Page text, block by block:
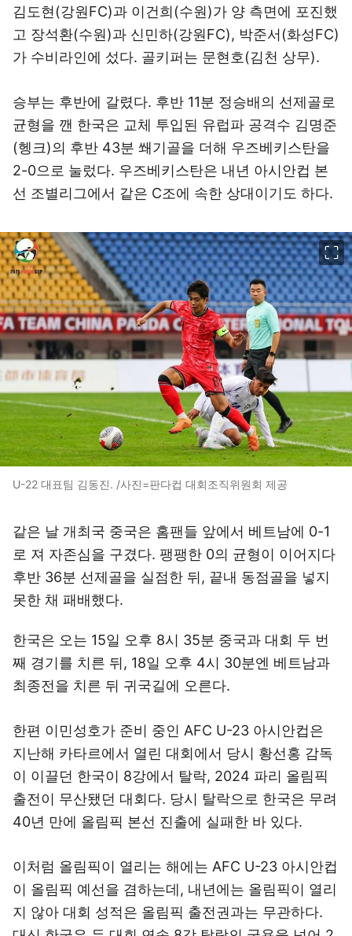
김도현(강원FC)과 이건희(수원)가 양 측면에 포진했
고 장석환(수원)과 신민하(강원FC), 박준서(화성FC)
가 수비라인에 섰다. 골키퍼는 문현호(김천 상무).
승부는 후반에 갈렸다. 후반 11분 정승배의 선제골로
균형을 깬 한국은 교체 투입된 유럽파 공격수 김명준
(헹크)의 후반 43분 쐐기골을 더해 우즈베키스탄을
2-0으로 눌렀다. 우즈베키스탄은 내년 아시안컵 본
선 조별리그에서 같은 C조에 속한 상대이기도 하다.
U-22 대표팀 김동진. /사진=판다컵 대회조직위원회 제공
같은 날 개최국 중국은 홈팬들 앞에서 베트남에 0-1
로 져 자존심을 구겼다. 팽팽한 0의 균형이 이어지다
후반 36분 선제골을 실점한 뒤, 끝내 동점골을 넣지
못한 채 패배했다.
한국은 오는 15일 오후 8시 35분 중국과 대회 두 번
째 경기를 치른 뒤, 18일 오후 4시 30분엔 베트남과
최종전을 치른 뒤 귀국길에 오른다.
한편 이민성호가 준비 중인 AFC U-23 아시안컵은
지난해 카타르에서 열린 대회에서 당시 황선홍 감독
이 이끌던 한국이 8강에서 탈락, 2024 파리 올림픽
출전이 무산됐던 대회다. 당시 탈락으로 한국은 무려
40년 만에 올림픽 본선 진출에 실패한 바 있다.
이처럼 올림픽이 열리는 해에는 AFC U-23 아시안컵
이 올림픽 예선을 겸하는데, 내년에는 올림픽이 열리
지 않아 대회 성적은 올림픽 출전권과는 무관하다.